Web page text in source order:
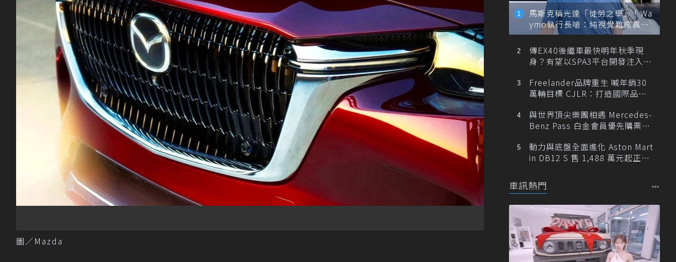
圖／Mazda
馬斯克稱光達「徒勞之舉」！Wa
ymo執行長嗆：純視覺難達真正
自動駕駛
傳EX40後繼車最快明年秋季現
身？有望以SPA3平台開發注入80
Freelander品牌重生 喊年銷30
萬輛目標 CJLR：打造國際品牌
與世界頂尖樂團相遇 Mercedes-
Benz Pass 白金會員優先購票維
動力與底盤全面進化 Aston Mart
in DB12 S 售 1,488 萬元起正式
車訊熱門